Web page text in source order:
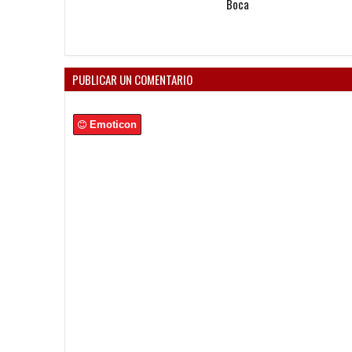
Clásico ante Boca
PUBLICAR UN COMENTARIO
Emoticon